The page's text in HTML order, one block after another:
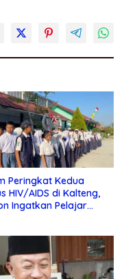
Peringkat Kedua
HIV/AIDS di Kalteng,
Ingatkan Pelajar